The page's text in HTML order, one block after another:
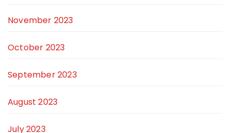
November 2023
October 2023
September 2023
August 2023
July 2023